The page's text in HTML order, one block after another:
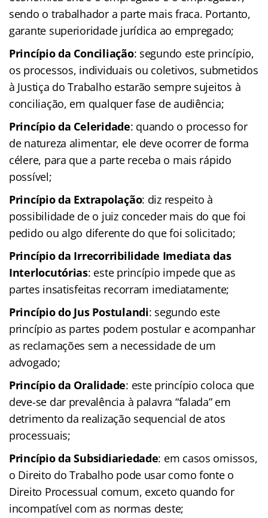
sendo o trabalhador a parte mais fraca. Portanto,
garante superioridade jurídica ao empregado;
Princípio da Conciliação: segundo este princípio,
os processos, individuais ou coletivos, submetidos
à Justiça do Trabalho estarão sempre sujeitos à
conciliação, em qualquer fase de audiência;
Princípio da Celeridade: quando o processo for
de natureza alimentar, ele deve ocorrer de forma
célere, para que a parte receba o mais rápido
possível;
Princípio da Extrapolação: diz respeito à
possibilidade de o juiz conceder mais do que foi
pedido ou algo diferente do que foi solicitado;
Princípio da Irrecorribilidade Imediata das
Interlocutórias: este princípio impede que as
partes insatisfeitas recorram imediatamente;
Princípio do Jus Postulandi: segundo este
princípio as partes podem postular e acompanhar
as reclamações sem a necessidade de um
advogado;
Princípio da Oralidade: este princípio coloca que
deve-se dar prevalência à palavra “falada” em
detrimento da realização sequencial de atos
processuais;
Princípio da Subsidiariedade: em casos omissos,
o Direito do Trabalho pode usar como fonte o
Direito Processual comum, exceto quando for
incompatível com as normas deste;